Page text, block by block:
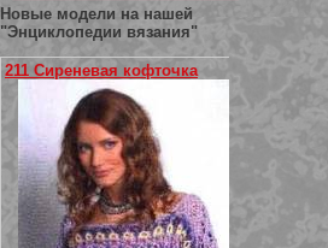
Новые модели на нашей
"Энциклопедии вязания"
211 Сиреневая кофточка